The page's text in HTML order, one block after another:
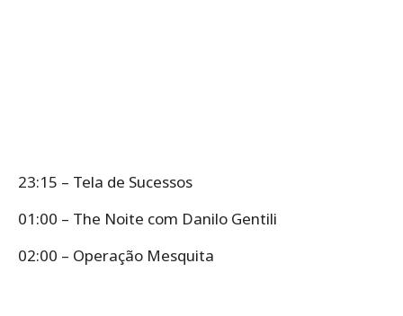
23:15 – Tela de Sucessos
01:00 – The Noite com Danilo Gentili
02:00 – Operação Mesquita